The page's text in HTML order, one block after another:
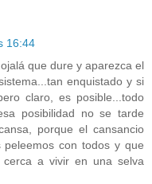
16:44
que dure y aparezca el
enquistado y si
claro, es posible...todo
posibilidad no se tarde
porque el cansancio
con todos y que
a vivir en una selva